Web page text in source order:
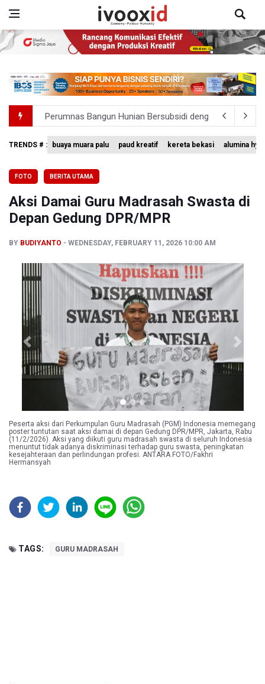
Perumnas Bangun Hunian Bersubsidi dengan Konsep
Bank Indonesia Sebut Cadangan Devisa Akhir Juli
Pendakian Gunung Gede Pangrango Ditutup karena
Menkomdigi Sebut Kehadiran AI Factory Perkuat Posisi
TRENDS # : buaya muara palu paud kreatif kereta bekasi alumina
FOTO BERITA UTAMA
Aksi Damai Guru Madrasah Swasta di
Depan Gedung DPR/MPR
BY BUDIYANTO WEDNESDAY, FEBRUARY 11, 2026 10:00 AM
Previous Next
Peserta aksi dari Perkumpulan Guru Madrasah (PGM) Indonesia memegang
poster tuntutan saat aksi damai di depan Gedung DPR/MPR, Jakarta, Rabu
(11/2/2026). Aksi yang diikuti guru madrasah swasta di seluruh Indonesia
menuntut tidak adanya diskriminasi terhadap guru swasta, peningkatan
kesejahteraan dan perlindungan profesi. ANTARA FOTO/Fakhri
Hermansyah
TAGS: GURU MADRASAH